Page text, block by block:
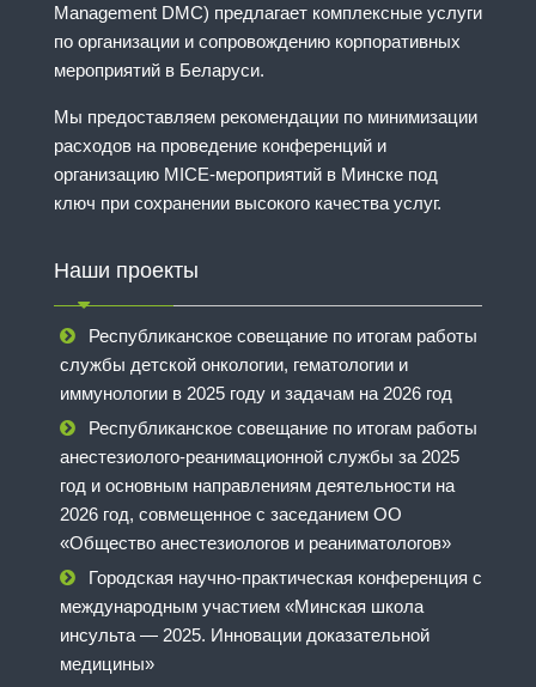
Management DMC) предлагает комплексные услуги
по организации и сопровождению корпоративных
мероприятий в Беларуси.
Мы предоставляем рекомендации по минимизации
расходов на проведение конференций и
организацию MICE-мероприятий в Минске под
ключ при сохранении высокого качества услуг.
Наши проекты
Республиканское совещание по итогам работы
службы детской онкологии, гематологии и
иммунологии в 2025 году и задачам на 2026 год
Республиканское совещание по итогам работы
анестезиолого-реанимационной службы за 2025
год и основным направлениям деятельности на
2026 год, совмещенное с заседанием ОО
«Общество анестезиологов и реаниматологов»
Городская научно-практическая конференция с
международным участием «Минская школа
инсульта — 2025. Инновации доказательной
медицины»